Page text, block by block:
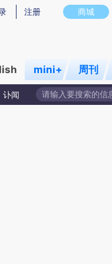
存在偏差。不代表财新观点和
商城
注册
mini+ 周刊
讣闻